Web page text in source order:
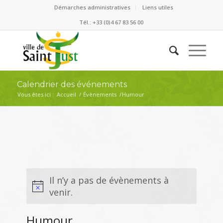
Démarches administratives
Liens utiles
Tél.: +33 (0)4 67 83 56 00
Calendrier des événements
Vous êtes ici : Accueil / Évènements /Humour
Il n’y a pas de évènements à
venir.